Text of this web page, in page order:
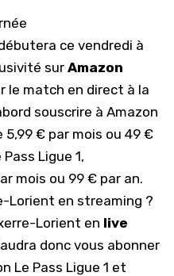
ce vendredi à
sur Amazon
le match en direct à la
souscrire à Amazon
€ par mois ou 49 €
Pass Ligue 1,
mois ou 99 € par an.
Lorient en streaming ?
Lorient en live
donc vous abonner
Le Pass Ligue 1 et